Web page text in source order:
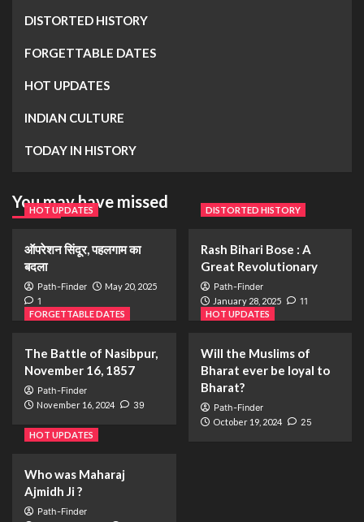
DISTORTED HISTORY
FORGETTABLE DATES
HOT UPDATES
INDIAN CULTURE
TODAY IN HISTORY
You may have missed
HOT UPDATES
ऑपरेशन सिंदूर, पहलगाम का
बदला
Path-Finder May 20, 2025
1
DISTORTED HISTORY
Rash Bihari Bose : A
Great Revolutionary
Path-Finder
January 28, 2025 11
FORGETTABLE DATES
The Battle of Nasibpur,
November 16, 1857
Path-Finder
November 16, 2024 39
HOT UPDATES
Will the Muslims of
Bharat ever be loyal to
Bharat?
Path-Finder
October 19, 2024 25
HOT UPDATES
Who was Maharaj
Ajmidh Ji ?
Path-Finder